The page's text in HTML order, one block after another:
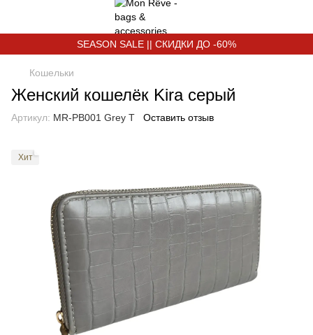
SEASON SALE || СКИДКИ ДО -60%
Кошельки
Женский кошелёк Kira серый
Артикул: MR-PB001 Grey T Оставить отзыв
Хит